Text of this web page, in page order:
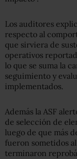
Los auditores
respecto al
que sirviera de
operativos
lo que se suma la
seguimiento y
implementados.
Además la ASF
de selección de
luego de que más
fueron sometidos
terminaron